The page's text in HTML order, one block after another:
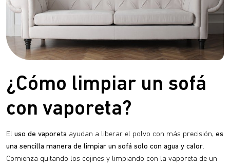
¿Cómo limpiar un sofá
con vaporeta?
El uso de vaporeta ayudan a liberar el polvo con más precisión, es
una sencilla manera de limpiar un sofá solo con agua y calor.
Comienza quitando los cojines y limpiando con la vaporeta de un